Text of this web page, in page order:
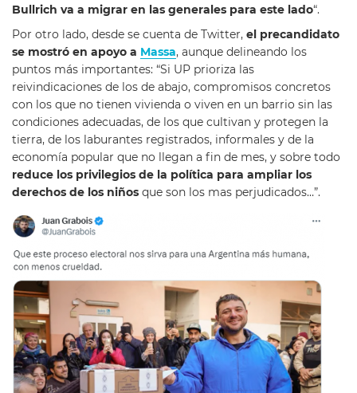
Bullrich va a migrar en las generales para este lado“.
Por otro lado, desde se cuenta de Twitter, el precandidato
se mostró en apoyo a Massa, aunque delineando los
puntos más importantes: “Si UP prioriza las
reivindicaciones de los de abajo, compromisos concretos
con los que no tienen vivienda o viven en un barrio sin las
condiciones adecuadas, de los que cultivan y protegen la
tierra, de los laburantes registrados, informales y de la
economía popular que no llegan a fin de mes, y sobre todo
reduce los privilegios de la política para ampliar los
derechos de los niños que son los mas perjudicados…”.